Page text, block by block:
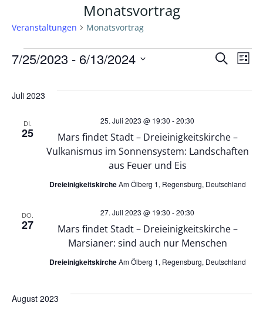
Monatsvortrag
Veranstaltungen Monatsvortrag
Veranstaltungen
V
e
a
n
t
a
l
SucheV
e
a
s
l
t
Liste
7/25/2023 - 6/13/2024
wählen.
Juli 2023
DI.
25
Mars findet Stadt – Dreieinigkeitskirche –
Vulkanismus im Sonnensystem: Landschaften
aus Feuer und Eis
25. Juli 2023 @ 19:30 -20:30
DreieinigkeitskircheAm Ölberg 1, Regensburg, Deutschland
DO.
27
Mars findet Stadt – Dreieinigkeitskirche –
Marsianer: sind auch nur Menschen
27. Juli 2023 @ 19:30 -20:30
DreieinigkeitskircheAm Ölberg 1, Regensburg, Deutschland
August 2023